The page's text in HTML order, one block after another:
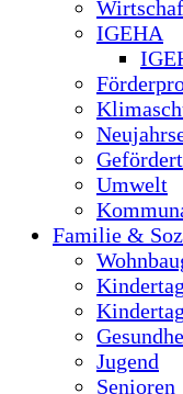
IGEHA
Umwelt
Familie &
Jugend
Senioren